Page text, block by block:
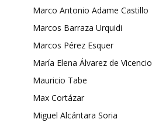
Marco Antonio Adame Castillo
Marcos Barraza Urquidi
Marcos Pérez Esquer
María Elena Álvarez de Vicencio
Mauricio Tabe
Max Cortázar
Miguel Alcántara Soria